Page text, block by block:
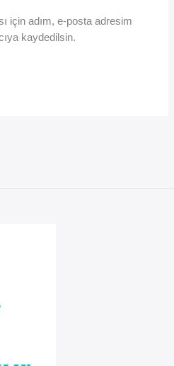
için adım, e-posta adresim
kaydedilsin.